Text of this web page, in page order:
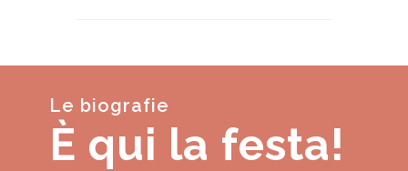
Le biografie
È qui la festa!